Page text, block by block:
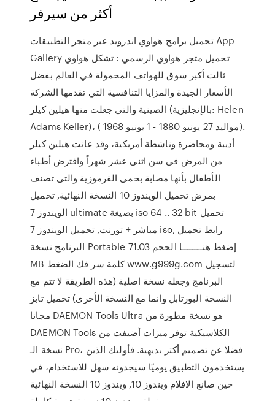
أكثر من سيرفر
تحميل برامج هواوي اندرويد عبر متجر التطبيقات App
Gallery تحميل متجر هواوي الرسمي : تشكل هواوي
ثالث أكبر سوق للهواتف المحمولة في العالم بفضل
الأسعار الجيدة والمزايا التنافسية التي تقدمها الشركة
الصينية والتي جعلت منها هيلين كيلر (بالإنجليزية: Helen
Adams Keller)، ( مواليد 27 يونيو 1880 - 1 يونيو 1968).
أديبة ومحاضرة وناشطة أمريكية، وقد عانت هيلين كيلر
من المرض فى سن اثنى عشر شهراً وافترض أطباء
الأطفال بأنها مصابة بحمى القرموزية والتى تصنف
بمرض تحميل الويندوز 10 النسخة النهائية, تحميل
الويندوز 7 ultimate بصيغة iso 64 .. 32 bit تحميل
مباشر + تورنت, تحميل الويندوز 7 iso, رابط تحميل
البرنامج نسخة Portable إضغط هنــــــــا الحجم 71.03
MB كلمة سر فك الضغط www.g999g.com لتسجيل
البرنامج وجعله نسخة اصلية (هذه الطريقة لا تتم مع
النسخة البورتابل وانما مع النسخة الأخرى) تحميل تابز
مجانا DAEMON Tools Ultra هو نسخة مطورة من
DAEMON Tools الكلاسيكية توفر ميزات أضيفت من
نسخة الـ Pro، فضلا عن تصميم أكثر بديهية. فأولئك الذين
يستخدمون التطبيق يوميًا سيجدونه سهل للاستخدام، في
حين صانع الافلام ويندوز 10, ويندوز 10 النسخة النهائية